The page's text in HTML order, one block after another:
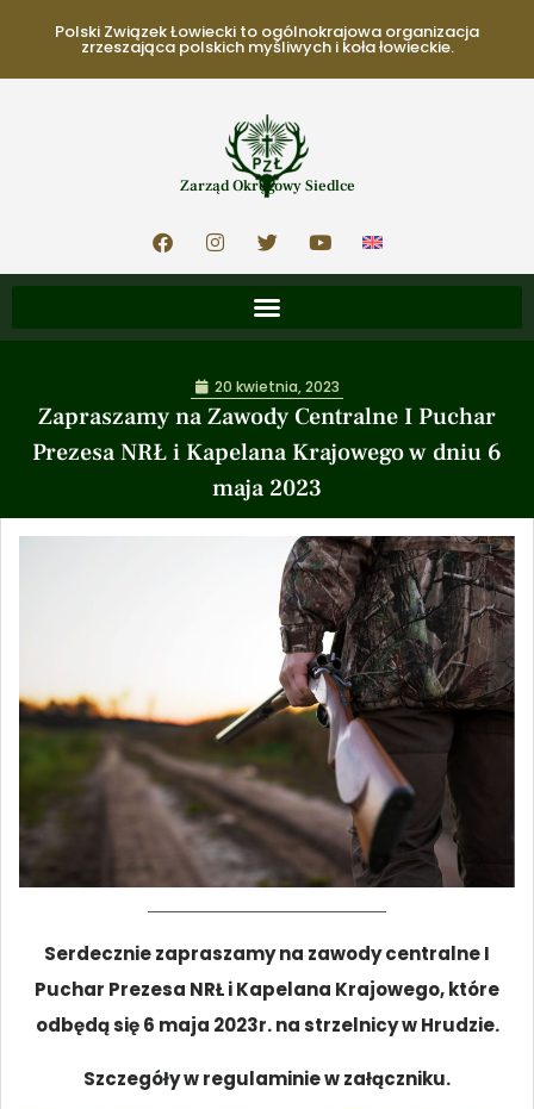
Polski Związek Łowiecki to ogólnokrajowa organizacja
zrzeszająca polskich myśliwych i koła łowieckie.
Zarząd Okręgowy Siedlce
Zapraszamy na Zawody Centralne I Puchar
Prezesa NRŁ i Kapelana Krajowego w dniu 6
maja 2023
20 kwietnia, 2023
Serdecznie zapraszamy na zawody centralne I
Puchar Prezesa NRŁ i Kapelana Krajowego, które
odbędą się 6 maja 2023r. na strzelnicy w Hrudzie.
Szczegóły w regulaminie w załączniku.